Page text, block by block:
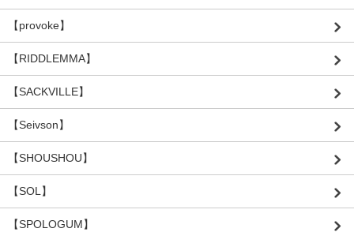
【provoke】
【RIDDLEMMA】
【SACKVILLE】
【Seivson】
【SHOUSHOU】
【SOL】
【SPOLOGUM】